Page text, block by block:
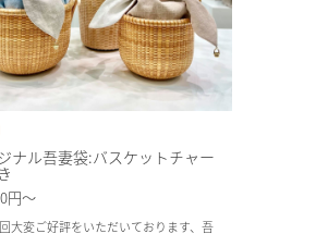
ナル吾妻袋:バスケットチャー
円～
大変ご好評をいただいております、吾